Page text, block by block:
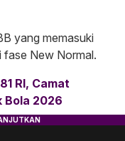
yang memasuki
fase New Normal.
RI, Camat
Bola 2026